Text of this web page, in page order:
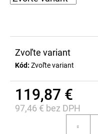
Zvoľte variant
Kód: Zvoľte variant
119,87 €
97,46 € bez DPH
O
p